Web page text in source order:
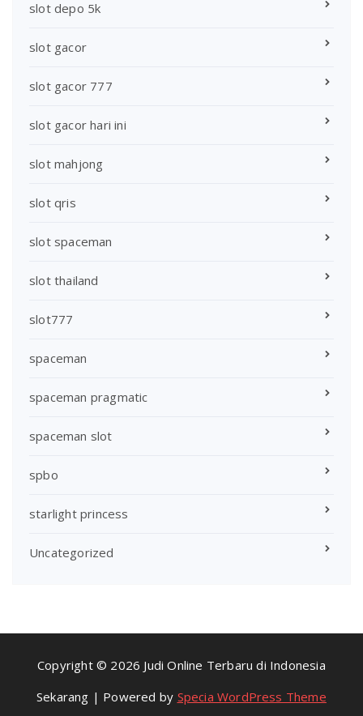
slot depo 5k
slot gacor
slot gacor 777
slot gacor hari ini
slot mahjong
slot qris
slot spaceman
slot thailand
slot777
spaceman
spaceman pragmatic
spaceman slot
spbo
starlight princess
Uncategorized
Copyright © 2026 Judi Online Terbaru di Indonesia
Sekarang | Powered by Specia WordPress Theme